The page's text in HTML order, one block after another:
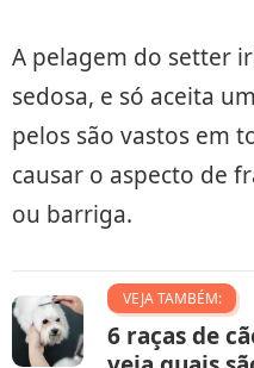
A pelagem do setter
sedosa, e só aceita
pelos são vastos em
causar o aspecto de
ou barriga.
VEJA TAMBÉM:
6 raças de